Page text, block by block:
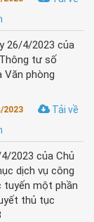
26/4/2023 của
tư số
Văn phòng
2023
Tải về
2023 của Chủ
dịch vụ công
một phần
thủ tục